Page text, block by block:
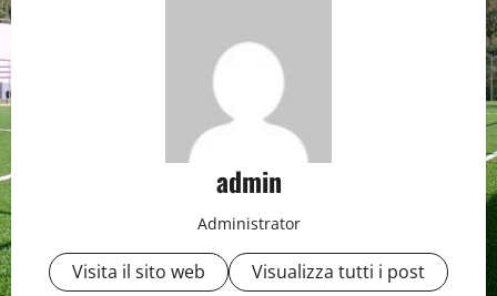
admin
Administrator
Visita il sito web Visualizza tutti i post